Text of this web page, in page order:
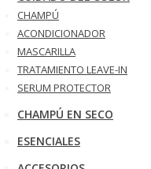
CHAMPÚ
ACONDICIONADOR
MASCARILLA
TRATAMIENTO LEAVE-IN
SERUM PROTECTOR
CHAMPÚ EN SECO
ESENCIALES